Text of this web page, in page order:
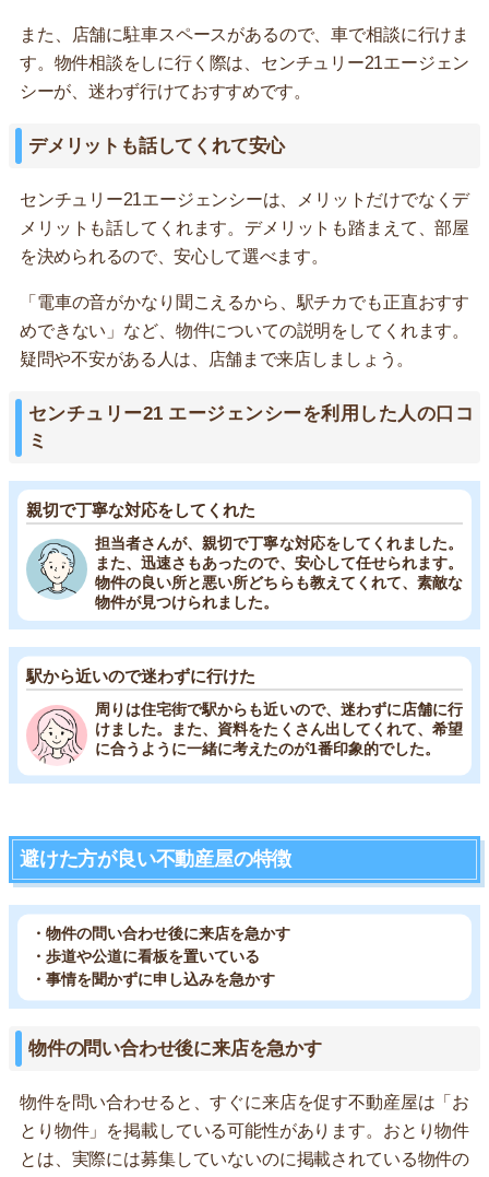
また、店舗に駐車スペースがあるので、車で相談に行けま
す。物件相談をしに行く際は、センチュリー21エージェン
シーが、迷わず行けておすすめです。
デメリットも話してくれて安心
センチュリー21エージェンシーは、メリットだけでなくデ
メリットも話してくれます。デメリットも踏まえて、部屋
を決められるので、安心して選べます。
「電車の音がかなり聞こえるから、駅チカでも正直おすす
めできない」など、物件についての説明をしてくれます。
疑問や不安がある人は、店舗まで来店しましょう。
センチュリー21 エージェンシーを利用した人の口コ
ミ
親切で丁寧な対応をしてくれた
担当者さんが、親切で丁寧な対応をしてくれました。
また、迅速さもあったので、安心して任せられます。
物件の良い所と悪い所どちらも教えてくれて、素敵な
物件が見つけられました。
駅から近いので迷わずに行けた
周りは住宅街で駅からも近いので、迷わずに店舗に行
けました。また、資料をたくさん出してくれて、希望
に合うように一緒に考えたのが1番印象的でした。
避けた方が良い不動産屋の特徴
・物件の問い合わせ後に来店を急かす
・歩道や公道に看板を置いている
・事情を聞かずに申し込みを急かす
物件の問い合わせ後に来店を急かす
物件を問い合わせると、すぐに来店を促す不動産屋は「お
とり物件」を掲載している可能性があります。おとり物件
とは、実際には募集していないのに掲載されている物件の